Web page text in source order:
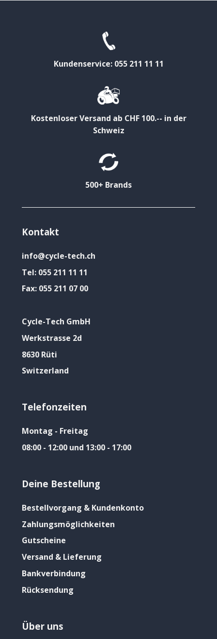
Kundenservice: 055 211 11 11
Kostenloser Versand ab CHF 100.-- in der
Schweiz
500+ Brands
Kontakt
info@cycle-tech.ch
Tel: 055 211 11 11
Fax: 055 211 07 00
Cycle-Tech GmbH
Werkstrasse 2d
8630 Rüti
Switzerland
Telefonzeiten
Montag - Freitag
08:00 - 12:00 und 13:00 - 17:00
Deine Bestellung
Bestellvorgang & Kundenkonto
Zahlungsmöglichkeiten
Gutscheine
Versand & Lieferung
Bankverbindung
Rücksendung
Über uns